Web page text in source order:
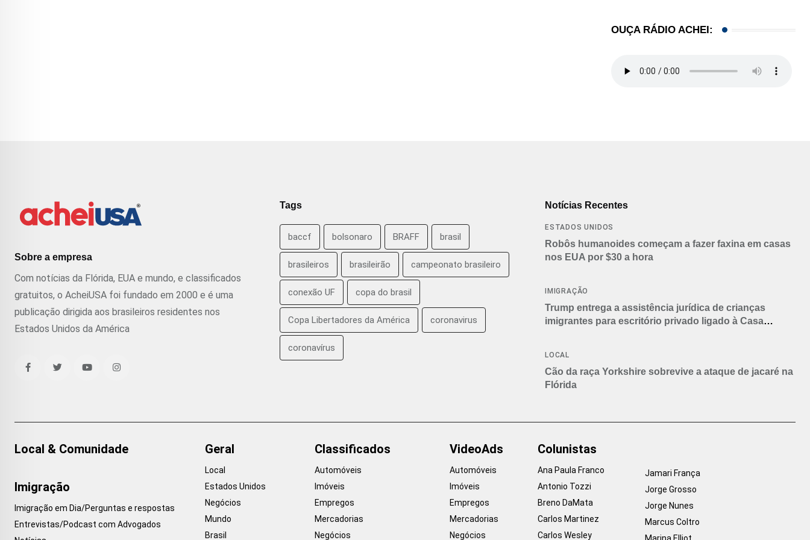
OUÇA RÁDIO ACHEI:
Sobre a empresa
Com notícias da Flórida, EUA e mundo, e classificados
gratuitos, o AcheiUSA foi fundado em 2000 e é uma
publicação dirigida aos brasileiros residentes nos
Estados Unidos da América
Tags
baccf bolsonaro BRAFF brasil
brasileiros brasileirão campeonato brasileiro
conexão UF copa do brasil
Copa Libertadores da América coronavirus
coronavírus
Notícias Recentes
ESTADOS UNIDOS
Robôs humanoides começam a fazer faxina em casas
nos EUA por $30 a hora
IMIGRAÇÃO
Trump entrega a assistência jurídica de crianças
imigrantes para escritório privado ligado à Casa
LOCAL
Cão da raça Yorkshire sobrevive a ataque de jacaré na
Flórida
Local & Comunidade
Imigração
Imigração em Dia/Perguntas e respostas
Entrevistas/Podcast com Advogados
Geral
Local
Estados Unidos
Negócios
Mundo
Brasil
Classificados
Automóveis
Imóveis
Empregos
Mercadorias
Negócios
VideoAds
Automóveis
Imóveis
Empregos
Mercadorias
Negócios
Colunistas
Ana Paula Franco
Antonio Tozzi
Breno DaMata
Carlos Martinez
Carlos Wesley
Jamari França
Jorge Grosso
Jorge Nunes
Marcus Coltro